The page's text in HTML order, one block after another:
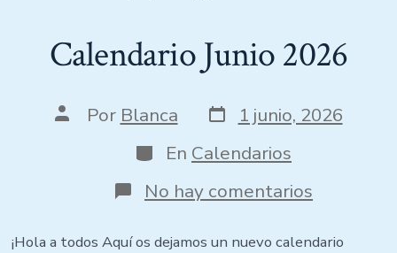
Calendario Junio 2026
Por Blanca
1 junio, 2026
En Calendarios
No hay comentarios
¡Hola a todos Aquí os dejamos un nuevo calendario